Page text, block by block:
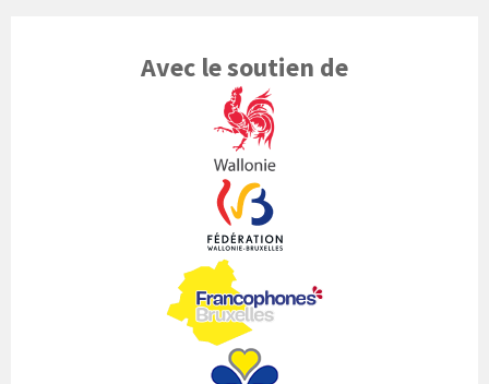
Avec le soutien de